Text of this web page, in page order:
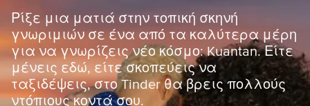
δ
α
T
i
n
d
Ρίξε μια ματιά στην τοπική σκηνή
γνωριμιών σε ένα από τα καλύτερα μέρη
για να γνωρίζεις νέο κόσμο: Kuantan. Είτε
μένεις εδώ, είτε σκοπεύεις να
ταξιδέψεις, στο Tinder θα βρεις πολλούς
ντόπιους κοντά σου.